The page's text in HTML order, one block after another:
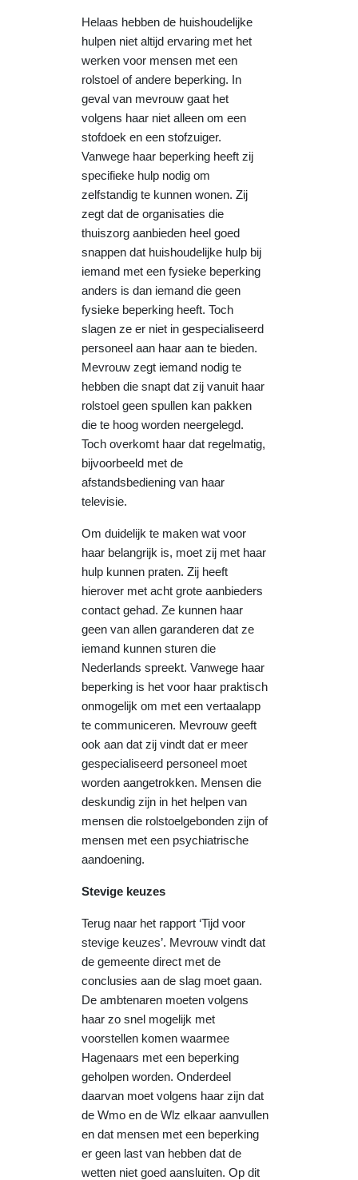
Helaas hebben de huishoudelijke
hulpen niet altijd ervaring met het
werken voor mensen met een
rolstoel of andere beperking. In
geval van mevrouw gaat het
volgens haar niet alleen om een
stofdoek en een stofzuiger.
Vanwege haar beperking heeft zij
specifieke hulp nodig om
zelfstandig te kunnen wonen. Zij
zegt dat de organisaties die
thuiszorg aanbieden heel goed
snappen dat huishoudelijke hulp bij
iemand met een fysieke beperking
anders is dan iemand die geen
fysieke beperking heeft. Toch
slagen ze er niet in gespecialiseerd
personeel aan haar aan te bieden.
Mevrouw zegt iemand nodig te
hebben die snapt dat zij vanuit haar
rolstoel geen spullen kan pakken
die te hoog worden neergelegd.
Toch overkomt haar dat regelmatig,
bijvoorbeeld met de
afstandsbediening van haar
televisie.
Om duidelijk te maken wat voor
haar belangrijk is, moet zij met haar
hulp kunnen praten. Zij heeft
hierover met acht grote aanbieders
contact gehad. Ze kunnen haar
geen van allen garanderen dat ze
iemand kunnen sturen die
Nederlands spreekt. Vanwege haar
beperking is het voor haar praktisch
onmogelijk om met een vertaalapp
te communiceren. Mevrouw geeft
ook aan dat zij vindt dat er meer
gespecialiseerd personeel moet
worden aangetrokken. Mensen die
deskundig zijn in het helpen van
mensen die rolstoelgebonden zijn of
mensen met een psychiatrische
aandoening.
Stevige keuzes
Terug naar het rapport ‘Tijd voor
stevige keuzes’. Mevrouw vindt dat
de gemeente direct met de
conclusies aan de slag moet gaan.
De ambtenaren moeten volgens
haar zo snel mogelijk met
voorstellen komen waarmee
Hagenaars met een beperking
geholpen worden. Onderdeel
daarvan moet volgens haar zijn dat
de Wmo en de Wlz elkaar aanvullen
en dat mensen met een beperking
er geen last van hebben dat de
wetten niet goed aansluiten. Op dit